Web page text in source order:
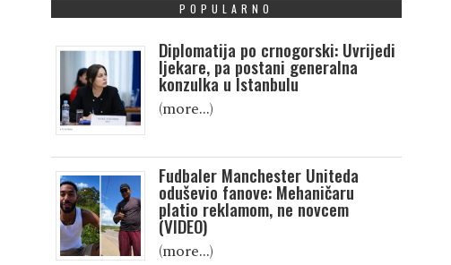
POPULARNO
Diplomatija po crnogorski: Uvrijedi
ljekare, pa postani generalna
konzulka u Istanbulu
(more…)
Fudbaler Manchester Uniteda
oduševio fanove: Mehaničaru
platio reklamom, ne novcem
(VIDEO)
(more…)